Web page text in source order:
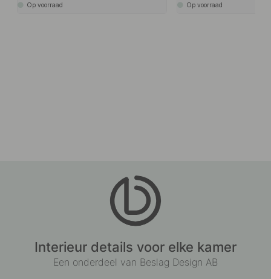
Op voorraad Op voorraad
Interieur details voor elke kamer
Een onderdeel van Beslag Design AB